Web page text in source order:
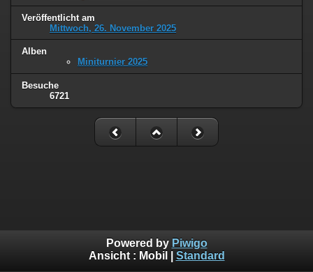
Veröffentlicht am
Mittwoch, 26. November 2025
Alben
Miniturnier 2025
Besuche
6721
Powered by Piwigo
Ansicht : Mobil Standard